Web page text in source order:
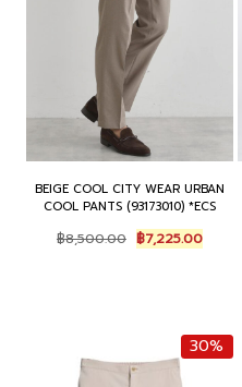
BEIGE COOL CITY WEAR URBAN
COOL PANTS (93173010) *ECS
฿8,500.00 Original
price
฿7,225.00Current
price
30%